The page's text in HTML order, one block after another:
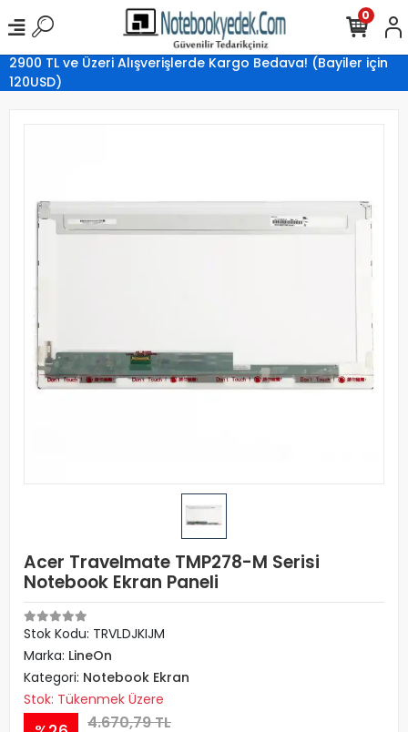
2900 TL ve Üzeri Alışverişlerde Kargo Bedava! (Bayiler için
120USD)
0
Acer Travelmate TMP278-M Serisi
Notebook Ekran Paneli
Stok Kodu: TRVLDJKIJM
Marka: LineOn
Kategori: Notebook Ekran
Stok: Tükenmek Üzere
4.670,79 TL